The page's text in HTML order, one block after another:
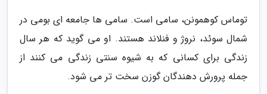
توماس کوهمونن، سامی است. سامی ها جامعه ای بومی در
شمال سوئد، نروژ و فنلاند هستند. او می گوید که هر سال
زندگی برای کسانی که به شیوه سنتی زندگی می کنند از
جمله پرورش دهندگان گوزن سخت تر می شود.